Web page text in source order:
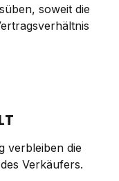
soweit die
verbleiben die
Verkäufers.